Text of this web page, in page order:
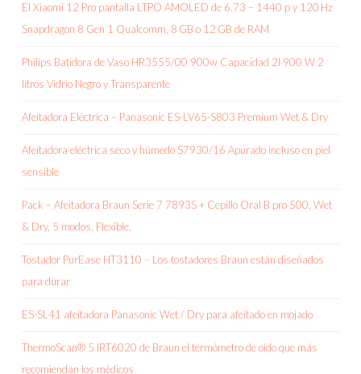
El Xiaomi 12 Pro pantalla LTPO AMOLED de 6.73 – 1440 p y 120 Hz
Snapdragon 8 Gen 1 Qualcomm, 8 GB o 12 GB de RAM
Philips Batidora de Vaso HR3555/00 900w Capacidad 2l 900 W 2
litros Vidrio Negro y Transparente
Afeitadora Eléctrica – Panasonic ES-LV65-S803 Premium Wet & Dry
Afeitadora eléctrica seco y húmedo S7930/16 Apurado incluso en piel
sensible
Pack – Afeitadora Braun Serie 7 7893S + Cepillo Oral B pro 500, Wet
& Dry, 5 modos, Flexible,
Tostador PurEase HT3110 – Los tostadores Braun están diseñados
para durar
ES-SL41 afeitadora Panasonic Wet / Dry para afeitado en mojado
ThermoScan® 5 IRT6020 de Braun el termómetro de oído que más
recomiendan los médicos